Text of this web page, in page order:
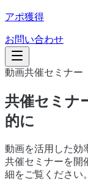
アポ獲得
お問い合わせ
動画共催セミナー
共催セミナ
的に
動画を活用した効
共催セミナーを開
細をご覧ください。